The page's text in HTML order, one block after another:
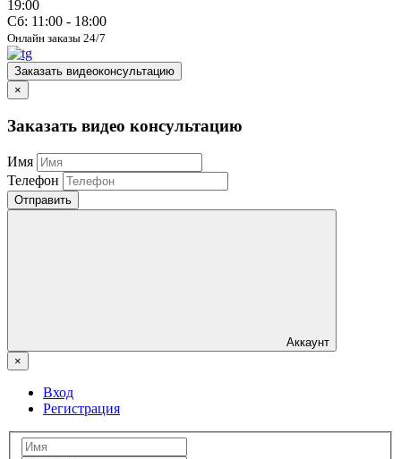
19:00
Сб: 11:00 - 18:00
Онлайн заказы 24/7
Заказать видеоконсультацию
×
Заказать видео консультацию
Имя
Телефон
Отправить
Аккаунт
×
Вход
Регистрация